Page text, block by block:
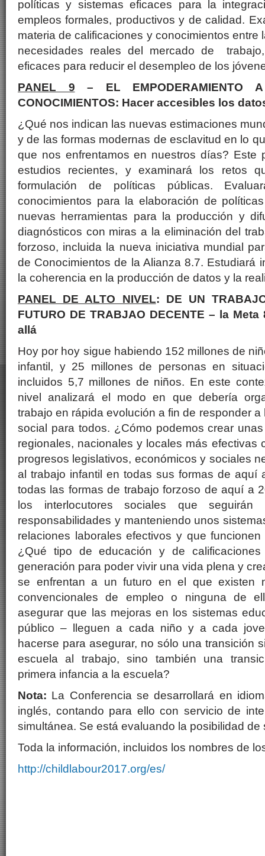
políticas y sistemas eficaces para la
empleos formales, productivos y de calidad.
materia de calificaciones y conocimientos entre
necesidades reales del mercado de
eficaces para reducir el desempleo de los
PANEL 9 – EL EMPODERAMIENTO
CONOCIMIENTOS: Hacer accesibles los
¿Qué nos indican las nuevas estimaciones
y de las formas modernas de esclavitud en lo
que nos enfrentamos en nuestros días? Este
estudios recientes, y examinará los retos
formulación de políticas públicas.
conocimientos para la elaboración de
nuevas herramientas para la producción y
diagnósticos con miras a la eliminación del
forzoso, incluida la nueva iniciativa mundial
de Conocimientos de la Alianza 8.7. Estudiará
la coherencia en la producción de datos y la
PANEL DE ALTO NIVEL: DE UN
FUTURO DE TRABJAO DECENTE – la
allá
Hoy por hoy sigue habiendo 152 millones de
infantil, y 25 millones de personas en
incluidos 5,7 millones de niños. En este
nivel analizará el modo en que debería
trabajo en rápida evolución a fin de responder
social para todos. ¿Cómo podemos crear
regionales, nacionales y locales más efectivas
progresos legislativos, económicos y sociales
al trabajo infantil en todas sus formas de aquí
todas las formas de trabajo forzoso de aquí a
los interlocutores sociales que seguirán
responsabilidades y manteniendo unos
relaciones laborales efectivos y que
¿Qué tipo de educación y de calificaciones
generación para poder vivir una vida plena y
se enfrentan a un futuro en el que existen
convencionales de empleo o ninguna de
asegurar que las mejoras en los sistemas
público – lleguen a cada niño y a cada
hacerse para asegurar, no sólo una transición
escuela al trabajo, sino también una
primera infancia a la escuela?
Nota: La Conferencia se desarrollará en
inglés, contando para ello con servicio de
simultánea. Se está evaluando la posibilidad de
Toda la información, incluidos los nombres de
http://childlabour2017.org/es/